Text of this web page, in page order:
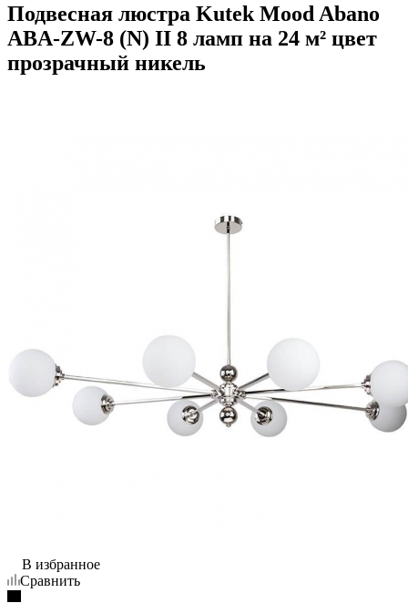
Подвесная люстра Kutek Mood Abano
ABA-ZW-8 (N) II 8 ламп на 24 м² цвет
прозрачный никель
В избранное
Сравнить